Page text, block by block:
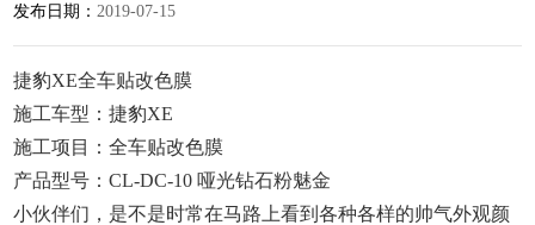
发布日期： 2019-07-15
捷豹XE全车贴改色膜
施工车型：捷豹XE
施工项目：全车贴改色膜
产品型号：CL-DC-10 哑光钻石粉魅金
小伙伴们，是不是时常在马路上看到各种各样的帅气外观颜